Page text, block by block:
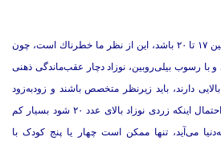
حالا اگر میزان بیلی‌روبین نوزاد بین ۱۷ تا ۲۰ باشد، این از نظر ما خطرناك است، چون
با رسوب بیلی‌روبین، نوزاد دچار عقب‌ماندگی ذهنی
دارند، باید زیرنظر متخصص باشند و زودبه‌زود
مورد بررسی قرار بگیرند. البته احتمال اینكه زردی نوزاد بالای عدد ۲۰ شود بسیار كم
بچه‌ای كه به‌دنیا می‌آید، تنها ممكن است چهار یا پنج کودک با